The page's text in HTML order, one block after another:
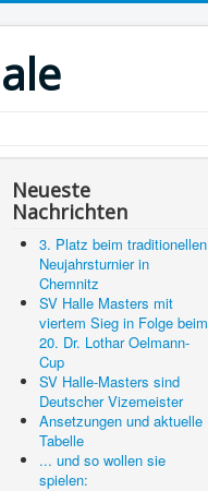
Neueste
Nachrichten
3. Platz beim traditionellen
Neujahrsturnier in
Chemnitz
SV Halle Masters mit
viertem Sieg in Folge beim
20. Dr. Lothar Oelmann-
Cup
SV Halle-Masters sind
Deutscher Vizemeister
Ansetzungen und aktuelle
Tabelle
... und so wollen sie
spielen: